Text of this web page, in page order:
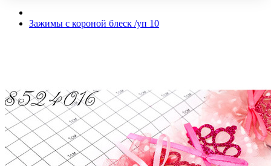
Зажимы с короной блеск /уп 10